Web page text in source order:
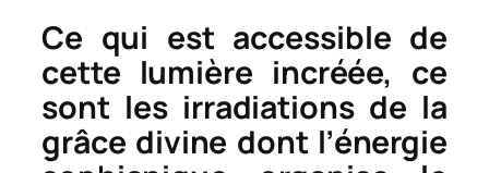
Ce qui est accessible de
cette lumière incréée, ce
sont les irradiations de la
grâce divine dont l’énergie